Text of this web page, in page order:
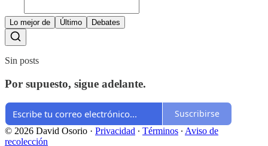
Lo mejor de Último Debates
Sin posts
Por supuesto, sigue adelante.
Suscribirse
© 2026 David Osorio · Privacidad ∙ Términos ∙ Aviso de
recolección